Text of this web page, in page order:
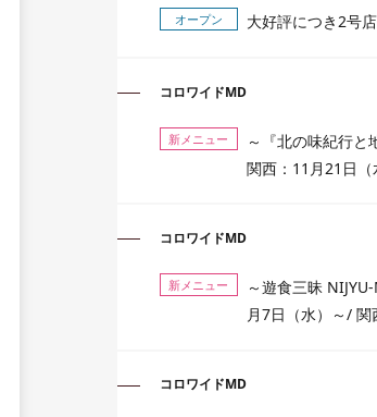
オープン 大好評につき2号
コロワイドMD
新メニュー
～『北の味紀行と
関西：11月21日（
コロワイドMD
新メニュー
～遊食三昧
月7日（水）～/
コロワイドMD